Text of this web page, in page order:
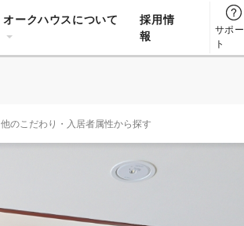
オークハウスについて
採用情
報
サポー
ト
他のこだわり・入居者属性から探す